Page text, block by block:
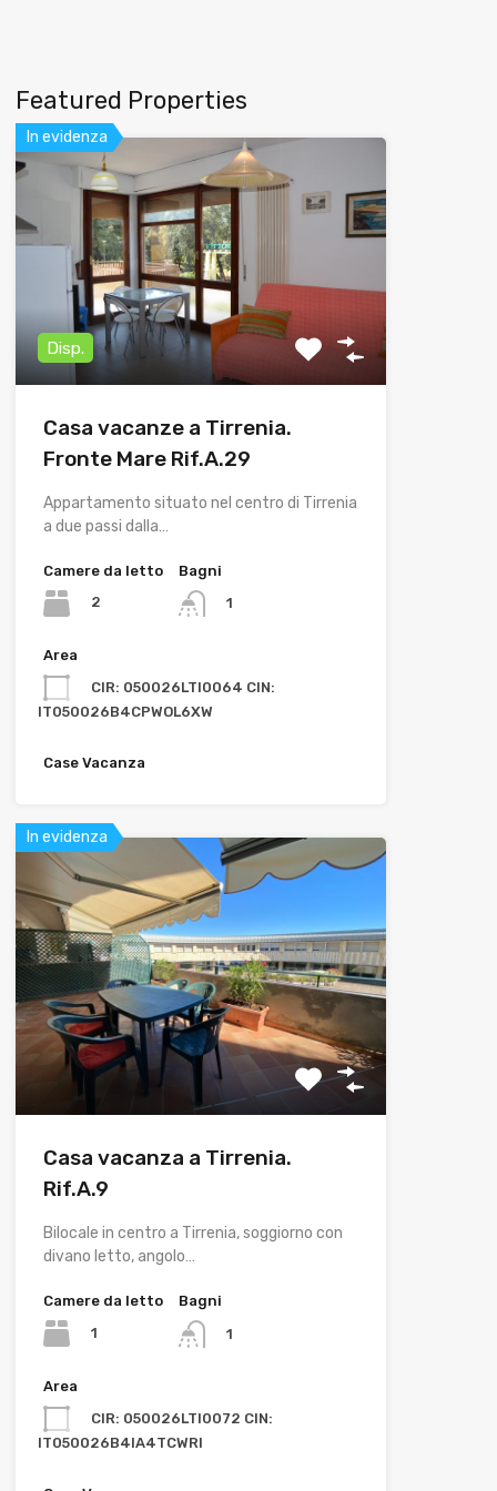
Featured Properties
In evidenza
Disp.
Casa vacanze a Tirrenia.
Fronte Mare Rif.A.29
Appartamento situato nel centro di Tirrenia
a due passi dalla…
Camere da letto
2
Bagni
1
Area
CIR: 050026LTI0064 CIN:
IT050026B4CPWOL6XW
Case Vacanza
In evidenza
Casa vacanza a Tirrenia.
Rif.A.9
Bilocale in centro a Tirrenia, soggiorno con
divano letto, angolo…
Camere da letto
1
Bagni
1
Area
CIR: 050026LTI0072 CIN:
IT050026B4IA4TCWRI